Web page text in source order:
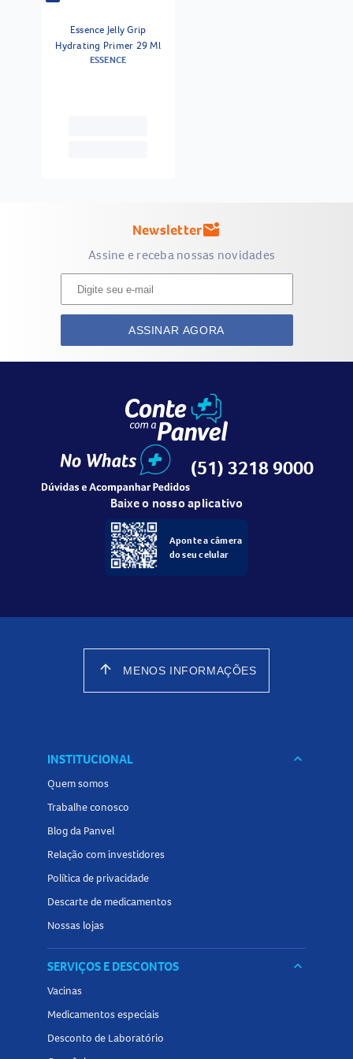
Essence Jelly Grip
Hydrating Primer 29 Ml
ESSENCE
Newslettermark_email_unread
Assine e receba nossas novidades
ASSINAR AGORA
(51) 3218 9000
Baixe o nosso aplicativo
Aponte a câmera
do seu celular
arrow_upward MENOS INFORMAÇÕES
INSTITUCIONAL keyboard_arrow_down
Quem somos
Trabalhe conosco
Blog da Panvel
Relação com investidores
Política de privacidade
Descarte de medicamentos
Nossas lojas
SERVIÇOS E DESCONTOS keyboard_arrow_down
Vacinas
Medicamentos especiais
Desconto de Laboratório